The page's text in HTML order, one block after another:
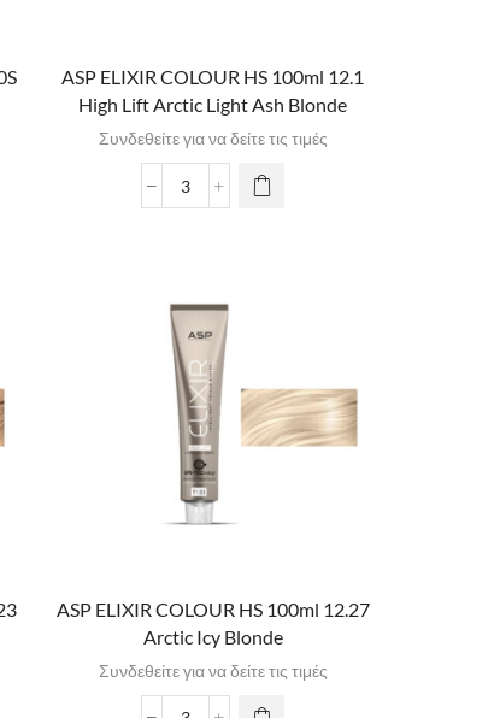
ASP ELIXIR COLOUR HS 100ml 12.1
High Lift Arctic Light Ash Blonde
Συνδεθείτε για να δείτε τις τιμές
ASP ELIXIR COLOUR HS 100ml 12.27
Arctic Icy Blonde
Συνδεθείτε για να δείτε τις τιμές